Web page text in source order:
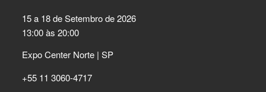
15 a 18 de Setembro de 2026
13:00 às 20:00
Expo Center Norte | SP
+55 11 3060-4717